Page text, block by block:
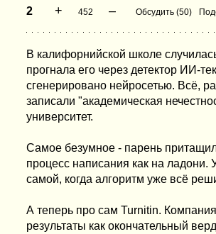
2
+ 452 – Обсудить (50)
В калифорнийской школе
прогнала его через детектор ИИ-
сгенерировано нейросетью. Всё,
записали "академическая
университет.
Самое безумное - парень
процесс написания как на ладони.
самой, когда алгоритм уже всё
А теперь про сам Turnitin.
результаты как окончательный